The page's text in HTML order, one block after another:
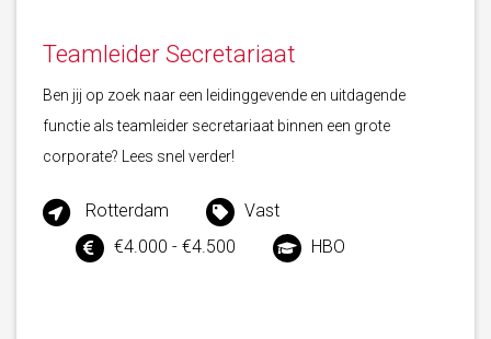
Teamleider Secretariaat
Ben jij op zoek naar een leidinggevende en uitdagende
functie als teamleider secretariaat binnen een grote
corporate? Lees snel verder!
Rotterdam
Vast
€4.000 - €4.500
HBO